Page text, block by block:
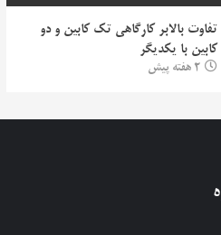
تفاوت بالابر کارگاهی تک کابین و دو
کابین با یکدیگر
2 هفته پیش